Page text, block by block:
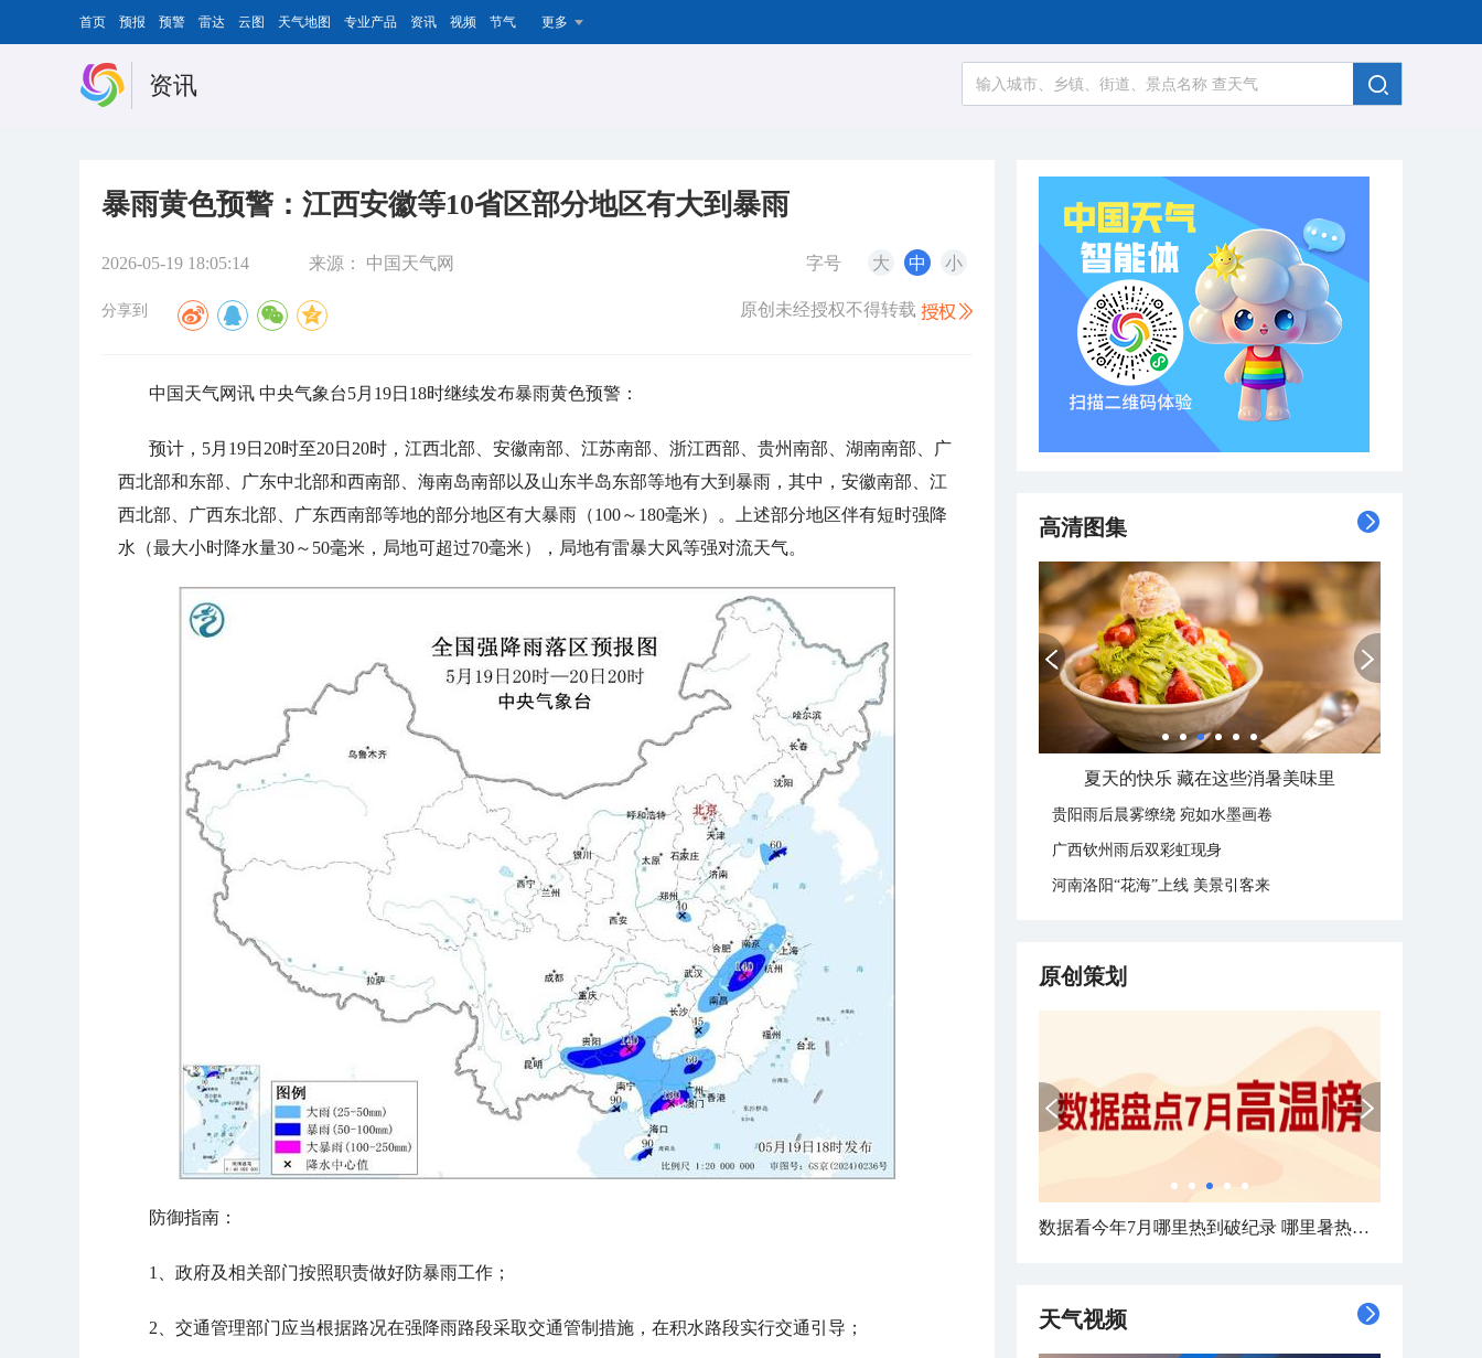
首页 预报 预警 雷达 云图 天气地图 专业产品 资讯 视频 节气 更多
资讯
暴雨黄色预警：江西安徽等10省区部分地区有大到暴雨
2026-05-19 18:05:14 来源： 中国天气网 字号 大 中 小
分享到 原创未经授权不得转载
中国天气网讯 中央气象台5月19日18时继续发布暴雨黄色预警：
预计，5月19日20时至20日20时，江西北部、安徽南部、江苏南部、浙江西部、贵州南部、湖南南部、广
西北部和东部、广东中北部和西南部、海南岛南部以及山东半岛东部等地有大到暴雨，其中，安徽南部、江
西北部、广西东北部、广东西南部等地的部分地区有大暴雨（100～180毫米）。上述部分地区伴有短时强降
水（最大小时降水量30～50毫米，局地可超过70毫米），局地有雷暴大风等强对流天气。
防御指南：
1、政府及相关部门按照职责做好防暴雨工作；
2、交通管理部门应当根据路况在强降雨路段采取交通管制措施，在积水路段实行交通引导；
高清图集
夏天的快乐 藏在这些消暑美味里
贵阳雨后晨雾缭绕 宛如水墨画卷
广西钦州雨后双彩虹现身
河南洛阳“花海”上线 美景引客来
原创策划
数据看今年7月哪里热到破纪录 哪里暑热连轴转
天气视频